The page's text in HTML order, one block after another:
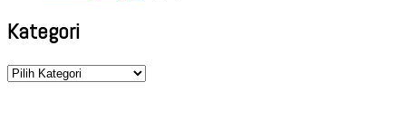
Kategori
Kategori